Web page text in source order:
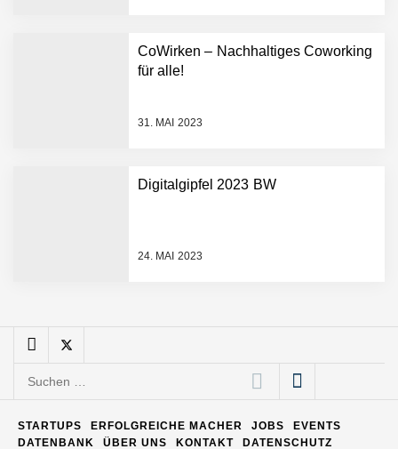
CoWirken – Nachhaltiges Coworking
für alle!
31. MAI 2023
Digitalgipfel 2023 BW
24. MAI 2023
Entwicklungsprozesse
Pyck im Employer Portrait
Software – flexibel, offen,
ELOPRINT im Employer
Portrait
Suchen
STARTUPS ERFOLGREICHE MACHER JOBS
EVENTS
DATENBANK
ÜBER UNS KONTAKT DATENSCHUTZ